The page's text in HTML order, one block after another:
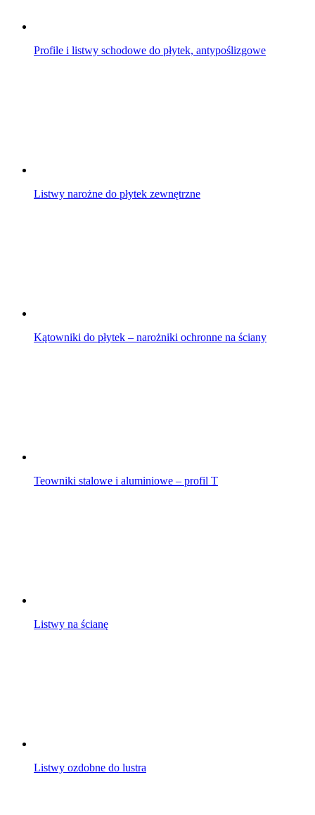
Profile i listwy schodowe do płytek, antypoślizgowe
Listwy narożne do płytek zewnętrzne
Kątowniki do płytek – narożniki ochronne na ściany
Teowniki stalowe i aluminiowe – profil T
Listwy na ścianę
Listwy ozdobne do lustra